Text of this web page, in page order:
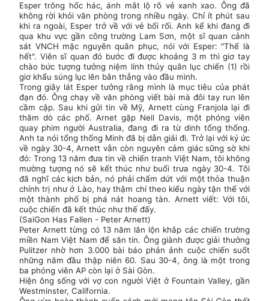
Esper trông hốc hác, ánh mắt lộ rõ vẻ xanh xao. Ông đã
không rời khỏi văn phòng trong nhiều ngày. Chỉ ít phút sau
khi ra ngoài, Esper trở về với vẻ bối rối. Anh kể khi đang đi
qua khu vực gần công trường Lam Sơn, một sĩ quan cảnh
sát VNCH mặc nguyên quân phục, nói với Esper: "Thế là
hết". Viên sĩ quan đó bước đi được khoảng 3 m thì giơ tay
chào bức tượng tưởng niệm lính thủy quân lục chiến (1) rồi
giơ khẩu súng lục lên bắn thẳng vào đầu mình.
Trong giây lát Esper tưởng rằng mình là mục tiêu của phát
đạn đó. Ông chạy về văn phòng viết bài mà đôi tay run lên
cầm cập. Sau khi gửi tin về Mỹ, Arnett cùng Franjola lại đi
thăm dò các phố. Arnet gặp Neil Davis, một phóng viên
quay phim người Australia, đang đi ra từ dinh tổng thống.
Anh ta nói tổng thống Minh đã bị dẫn giải đi. Trở lại với ký ức
về ngày 30-4, Arnett vẫn còn nguyên cảm giác sững sờ khi
đó: Trong 13 năm đưa tin về chiến tranh Việt Nam, tôi không
mường tượng nó sẽ kết thúc như buổi trưa ngày 30-4. Tôi
đã nghĩ các kịch bản, nó phải chấm dứt với một thỏa thuận
chính trị như ở Lào, hay thậm chí theo kiểu ngày tận thế với
một thành phố bị phá nát hoang tàn. Arnett viết: Với tôi,
cuộc chiến đã kết thúc như thế đấy.
(SaiGon Has Fallen - Peter Arnett)
Peter Arnett từng có 13 năm lăn lộn khắp các chiến trường
miền Nam Việt Nam để săn tin. Ông giành được giải thưởng
Pulitzer nhờ hơn 3.000 bài báo phản ảnh cuộc chiến suốt
những năm đầu thập niên 60. Sau 30-4, ông là một trong
ba phóng viên AP còn lại ở Sài Gòn.
Hiện ông sống với vợ con người Việt ở Fountain Valley, gần
Westminster, California.